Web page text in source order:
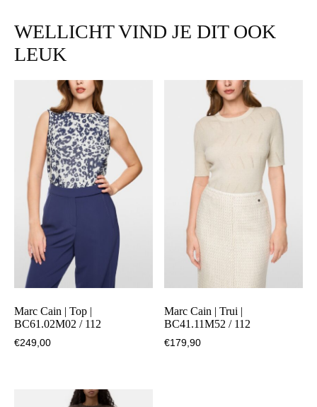
WELLICHT VIND JE DIT OOK
LEUK
Marc Cain | Top |
BC61.02M02 / 112
€249,00
Marc Cain | Trui |
BC41.11M52 / 112
€179,90